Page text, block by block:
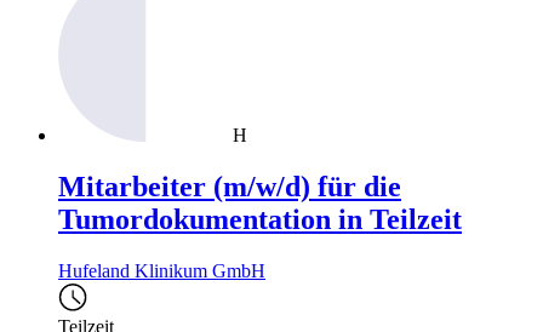
H
Mitarbeiter (m/w/d) für die
Tumordokumentation in Teilzeit
Hufeland Klinikum GmbH
Teilzeit